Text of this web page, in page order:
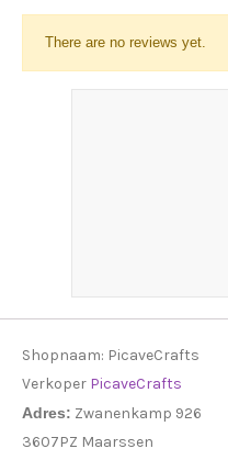
There are no reviews yet.
Shopnaam: PicaveCrafts
Verkoper PicaveCrafts
Adres: Zwanenkamp 926
3607PZ Maarssen